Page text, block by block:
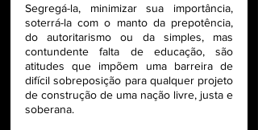
Segregá-la, minimizar sua importância,
soterrá-la com o manto da prepotência,
do autoritarismo ou da simples, mas
contundente falta de educação, são
atitudes que impõem uma barreira de
difícil sobreposição para qualquer projeto
de construção de uma nação livre, justa e
soberana.